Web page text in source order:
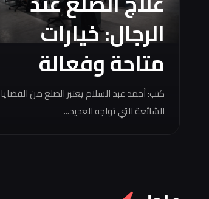
الرجال: خيارات
متاحة وفعالة
كتب: أحمد عبد السلام يعتبر الصلع من القضايا
الشائعة التي تواجه العديد...